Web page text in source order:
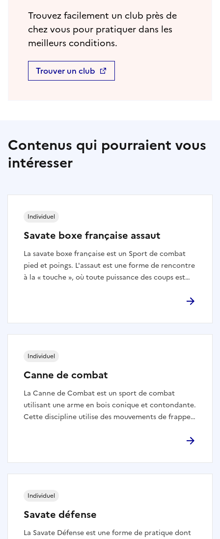
Trouvez facilement un club près de
chez vous pour pratiquer dans les
meilleurs conditions.
Trouver un club
Contenus qui pourraient vous
intéresser
Savate boxe française assaut
La savate boxe française est un Sport de combat
pied et poings. L'assaut est une forme de rencontre
à la « touche », où toute puissance des coups est
majorité de nos licenciés, notamment les femmes
pour les moins de 18 ans de s’opposer à d’autres
tireurs. C'est une forme de rencontre qui oppose
l'aide d'une seule note qui tient compte, d'une
part, de la maîtrise technique et du style démontré
touches dont toute puissance est strictement
exclue, la recherche du «Hors Combat» y est donc
totalement proscrite.
Individuel
Canne de combat
La Canne de Combat est un sport de combat
utilisant une arme en bois conique et contondante.
Cette discipline utilise des mouvements de frappe
coups de pointe, dits d’estoc. Les règles techniques
des coups et les surfaces autorisées respectent la
d’arbitrage de la Canne de Combat et du Bâton.
Individuel
Savate défense
La Savate Défense est une forme de pratique dont
Individuel